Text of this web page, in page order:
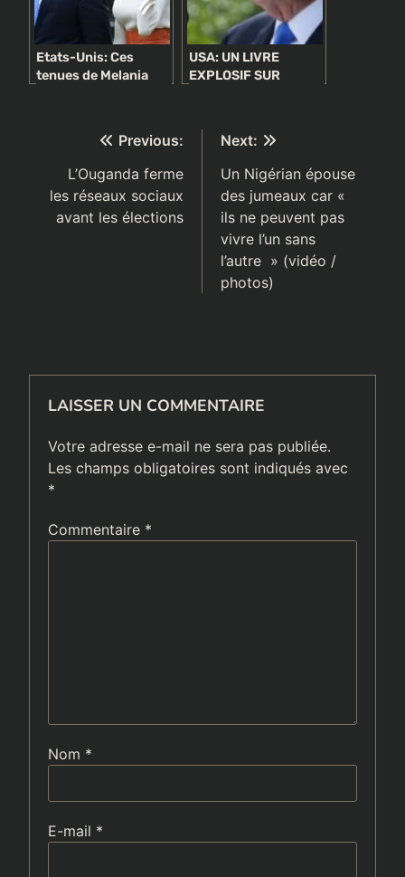
Etats-Unis: Ces
tenues de Melania
USA: UN LIVRE
EXPLOSIF SUR
MAISON BLANCHE
Navigation
de
l’article
Previous:
L’Ouganda ferme
les réseaux sociaux
avant les élections
Next:
Un Nigérian épouse
des jumeaux car «
ils ne peuvent pas
vivre l’un sans
l’autre » (vidéo /
photos)
LAISSER UN COMMENTAIRE
Votre adresse e-mail ne sera pas publiée.
Les champs obligatoires sont indiqués avec
*
Commentaire *
Nom *
E-mail *